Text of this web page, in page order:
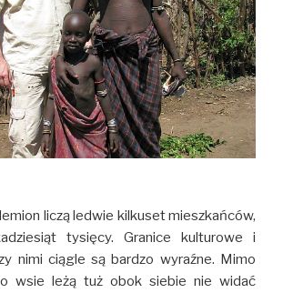
liczą ledwie kilkuset mieszkańców,
tysięcy. Granice kulturowe i
nimi ciągle są bardzo wyraźne. Mimo
wsie leżą tuż obok siebie nie widać